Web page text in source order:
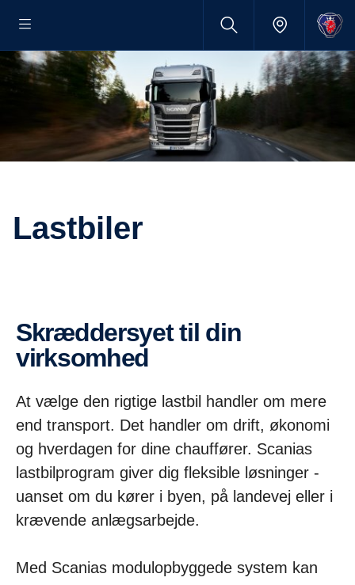
Lastbiler
Skræddersyet til din
virksomhed
At vælge den rigtige lastbil handler om mere
end transport. Det handler om drift, økonomi
og hverdagen for dine chauffører. Scanias
lastbilprogram giver dig fleksible løsninger -
uanset om du kører i byen, på landevej eller i
krævende anlægsarbejde.
Med Scanias modulopbyggede system kan